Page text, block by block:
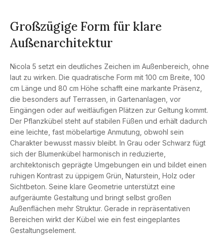
Großzügige Form für klare
Außenarchitektur
Nicola 5 setzt ein deutliches Zeichen im Außenbereich, ohne
laut zu wirken. Die quadratische Form mit 100 cm Breite, 100
cm Länge und 80 cm Höhe schafft eine markante Präsenz,
die besonders auf Terrassen, in Gartenanlagen, vor
Eingängen oder auf weitläufigen Plätzen zur Geltung kommt.
Der Pflanzkübel steht auf stabilen Füßen und erhält dadurch
eine leichte, fast möbelartige Anmutung, obwohl sein
Charakter bewusst massiv bleibt. In Grau oder Schwarz fügt
sich der Blumenkübel harmonisch in reduzierte,
architektonisch geprägte Umgebungen ein und bildet einen
ruhigen Kontrast zu üppigem Grün, Naturstein, Holz oder
Sichtbeton. Seine klare Geometrie unterstützt eine
aufgeräumte Gestaltung und bringt selbst großen
Außenflächen mehr Struktur. Gerade in repräsentativen
Bereichen wirkt der Kübel wie ein fest eingeplantes
Gestaltungselement.